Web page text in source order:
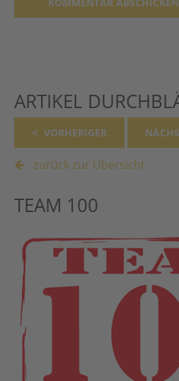
ARTIKEL
VORHERIGER
zurück zur Übersicht
TEAM 100